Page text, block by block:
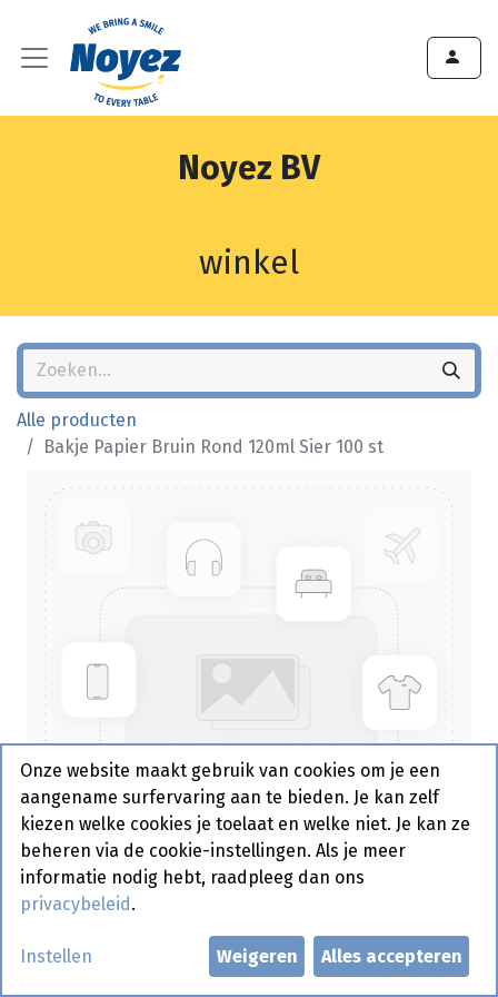
Noyez BV
winkel
Alle producten
Bakje Papier Bruin Rond 120ml Sier 100 st
Bakje Papier Bruin Rond 120ml
Onze website maakt gebruik van cookies om je een
aangename surfervaring aan te bieden. Je kan zelf
kiezen welke cookies je toelaat en welke niet. Je kan ze
beheren via de cookie-instellingen. Als je meer
informatie nodig hebt, raadpleeg dan ons
privacybeleid .
Instellen Weigeren Alles accepteren